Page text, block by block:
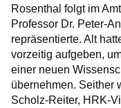
Rosenthal folgt im
Professor Dr. Peter-
repräsentierte. Alt
vorzeitig aufgeben,
einer neuen
übernehmen. Seither
Scholz-Reiter, HRK-